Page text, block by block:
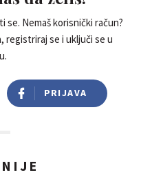
Nemaš korisnički račun?
registriraj se i uključi se u
PRIJAVA